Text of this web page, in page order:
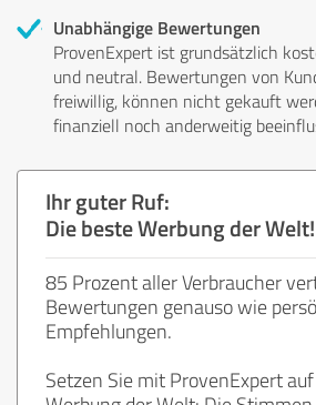
Unabhängige Bewertungen
ProvenExpert ist grundsätzlich
und neutral. Bewertungen von
freiwillig, können nicht gekauft
finanziell noch anderweitig
Ihr guter Ruf:
Die beste Werbung der Welt!
85 Prozent aller Verbraucher
Bewertungen genauso wie
Empfehlungen.
Setzen Sie mit ProvenExpert